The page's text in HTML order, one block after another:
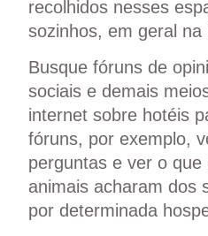
recolhidos nesses
sozinhos, em geral na
Busque fóruns de
sociais e demais
internet sobre hotéis
fóruns, por exemplo,
perguntas e ver o
animais acharam dos
por determinada